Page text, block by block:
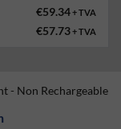
€59.34+ TVA
€57.73+ TVA
- Non Rechargeable